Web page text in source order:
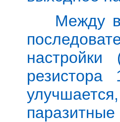
Между